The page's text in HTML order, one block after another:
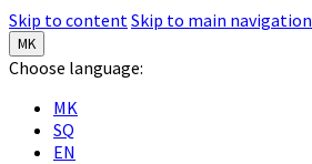
Skip to contentSkip to main navigation
MK
Choose language:
MK
SQ
EN